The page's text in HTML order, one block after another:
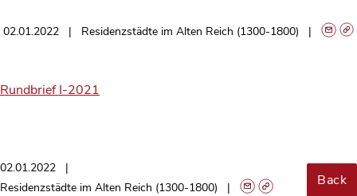
02.01.2022 Residenzstädte im Alten Reich (1300-1800)
Rundbrief I-2021
02.01.2022
Residenzstädte im Alten Reich (1300-1800)
Back